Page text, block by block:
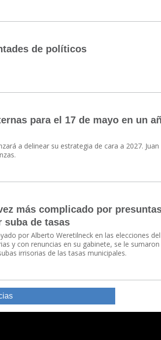
de políticos
para el 17 de mayo en un
a delinear su estrategia de cara a 2027.
más complicado por
suba de tasas
por Alberto Weretilneck en las elecciones
y con renuncias en su gabinete, se le
irrisorias de las tasas municipales.